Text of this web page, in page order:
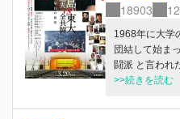
18903
1968年に大学
団結して始ま
闘派 と言われ
器にする文学
の記録を高精
>>続きを読む